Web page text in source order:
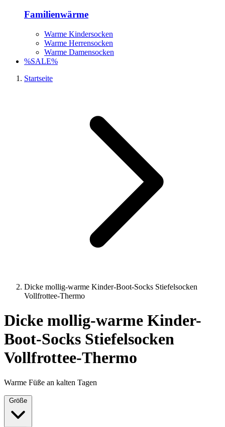
Familienwärme
Warme Kindersocken
Warme Herrensocken
Warme Damensocken
%SALE%
Startseite
Dicke mollig-warme Kinder-Boot-Socks Stiefelsocken
Vollfrottee-Thermo
Dicke mollig-warme Kinder-
Boot-Socks Stiefelsocken
Vollfrottee-Thermo
Warme Füße an kalten Tagen
Größe